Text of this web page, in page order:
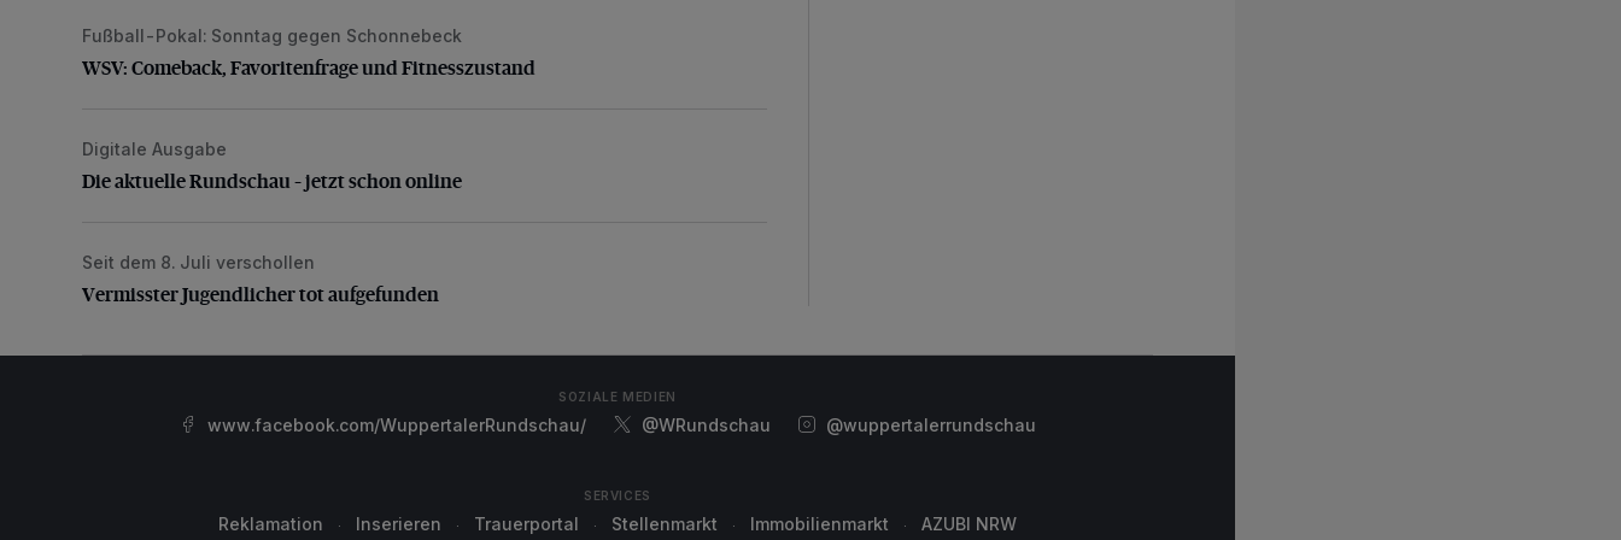
WSV: Comeback, Favoritenfrage und Fitnesszustand
Fußball-Pokal: Sonntag gegen Schonnebeck
WSV: Comeback, Favoritenfrage und Fitnesszustand
Die aktuelle Rundschau – jetzt schon online
Digitale Ausgabe
Die aktuelle Rundschau – jetzt schon online
Vermisster Jugendlicher tot aufgefunden
Seit dem 8. Juli verschollen
Vermisster Jugendlicher tot aufgefunden
SOZIALE MEDIEN
www.facebook.com/WuppertalerRundschau/ @WRundschau @wuppertalerrundschau
SERVICES
Reklamation Inserieren Trauerportal Stellenmarkt Immobilienmarkt AZUBI NRW